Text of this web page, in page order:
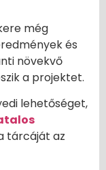
még
és
növekvő
a projektet.
lehetőséget,
tárcáját az